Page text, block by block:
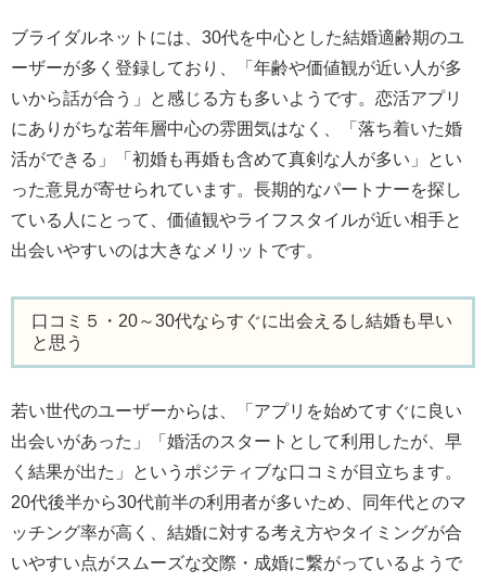
ブライダルネットには、30代を中心とした結婚適齢期のユ
ーザーが多く登録しており、「年齢や価値観が近い人が多
いから話が合う」と感じる方も多いようです。恋活アプリ
にありがちな若年層中心の雰囲気はなく、「落ち着いた婚
活ができる」「初婚も再婚も含めて真剣な人が多い」とい
った意見が寄せられています。長期的なパートナーを探し
ている人にとって、価値観やライフスタイルが近い相手と
出会いやすいのは大きなメリットです。
口コミ５・20～30代ならすぐに出会えるし結婚も早い
と思う
若い世代のユーザーからは、「アプリを始めてすぐに良い
出会いがあった」「婚活のスタートとして利用したが、早
く結果が出た」というポジティブな口コミが目立ちます。
20代後半から30代前半の利用者が多いため、同年代とのマ
ッチング率が高く、結婚に対する考え方やタイミングが合
いやすい点がスムーズな交際・成婚に繋がっているようで